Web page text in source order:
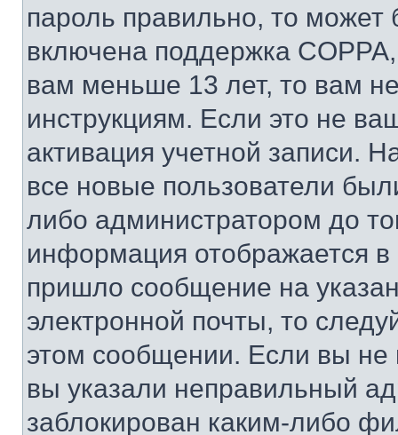
пароль правильно, то может
включена поддержка
вам меньше 13 лет, то вам
инструкциям. Если это не
активация учетной записи.
все новые пользователи
либо администратором до
информация отображается
пришло сообщение на
электронной почты, то
этом сообщении. Если вы
вы указали неправильный
заблокирован каким-либо